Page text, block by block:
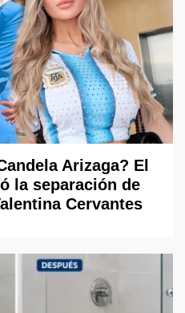
Arizaga? El
la separación de
Cervantes